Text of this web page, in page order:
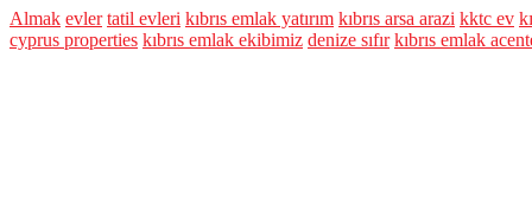
Almak evler tatil evleri kıbrıs emlak yatırım kıbrıs arsa arazi kktc ev
cyprus properties kıbrıs emlak ekibimiz denize sıfır kıbrıs emlak